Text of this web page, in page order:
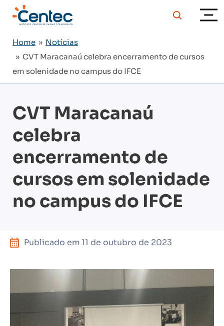
Home » Notícias
» CVT Maracanaú celebra encerramento de cursos
em solenidade no campus do IFCE
CVT Maracanaú
celebra
encerramento de
cursos em solenidade
no campus do IFCE
Publicado em 11 de outubro de 2023